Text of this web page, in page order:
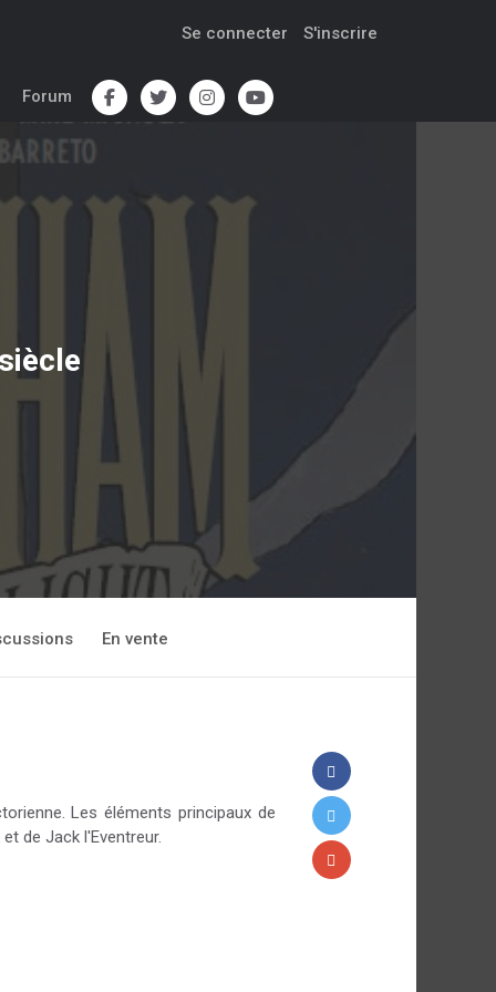
Se connecter S'inscrire
Forum
En vente
Les éléments principaux de
de Jack l'Eventreur.